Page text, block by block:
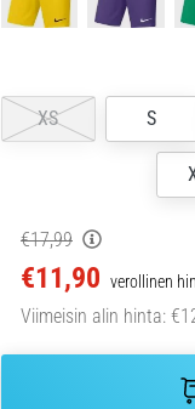
XS S
€17,99
€11,90 verollinen
Viimeisin alin hinta: